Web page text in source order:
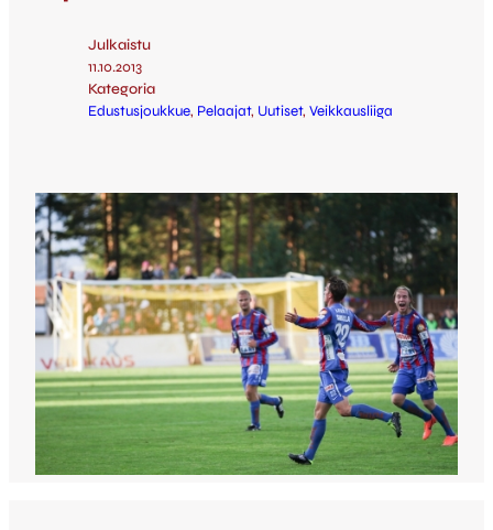
Julkaistu
11.10.2013
Kategoria
Edustusjoukkue, Pelaajat, Uutiset, Veikkausliiga